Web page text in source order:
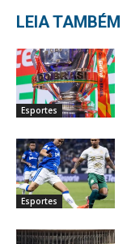
LEIA TAMBÉM
Esportes
Esportes